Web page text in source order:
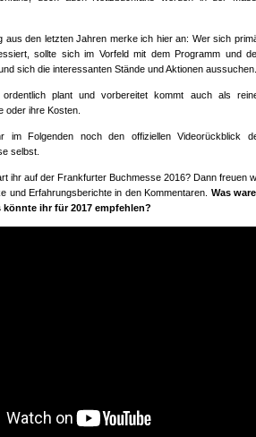
aus den letzten Jahren merke ich hier an: Wer sich
sollte sich im Vorfeld mit dem Programm und
sich die interessanten Stände und Aktionen aussuchen.
plant und vorbereitet kommt auch als
oder ihre Kosten.
im Folgenden noch den offiziellen Videorückblick
selbst.
ihr auf der Frankfurter Buchmesse 2016? Dann freuen
und Erfahrungsberichte in den Kommentaren. Was
ihr für 2017 empfehlen?